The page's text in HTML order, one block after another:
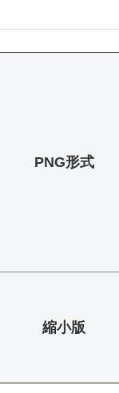
PNG形式
縮小版